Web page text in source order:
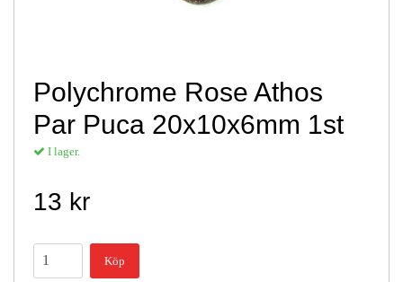
Polychrome Rose Athos
Par Puca 20x10x6mm 1st
I lager.
13 kr
Köp